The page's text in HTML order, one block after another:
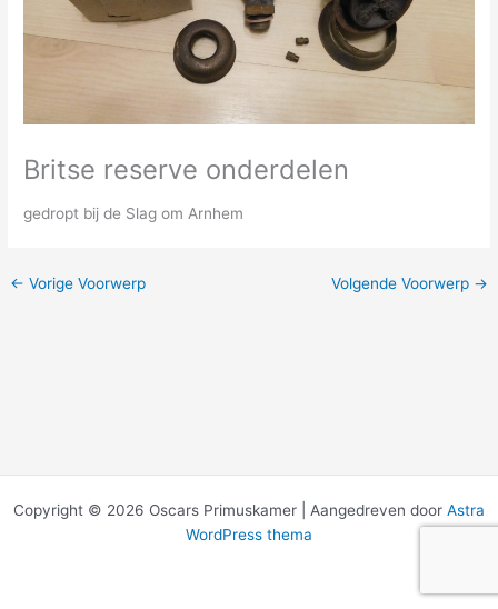
Britse reserve onderdelen
gedropt bij de Slag om Arnhem
← Vorige Voorwerp Volgende Voorwerp →
Copyright © 2026 Oscars Primuskamer | Aangedreven door Astra
WordPress thema